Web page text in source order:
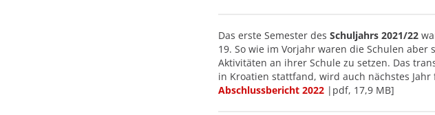
Das erste Semester des Schuljahrs 2021/22
19. So wie im Vorjahr waren die Schulen
Aktivitäten an ihrer Schule zu setzen. Das
in Kroatien stattfand, wird auch nächstes
Abschlussbericht 2022 |pdf, 17,9 MB]